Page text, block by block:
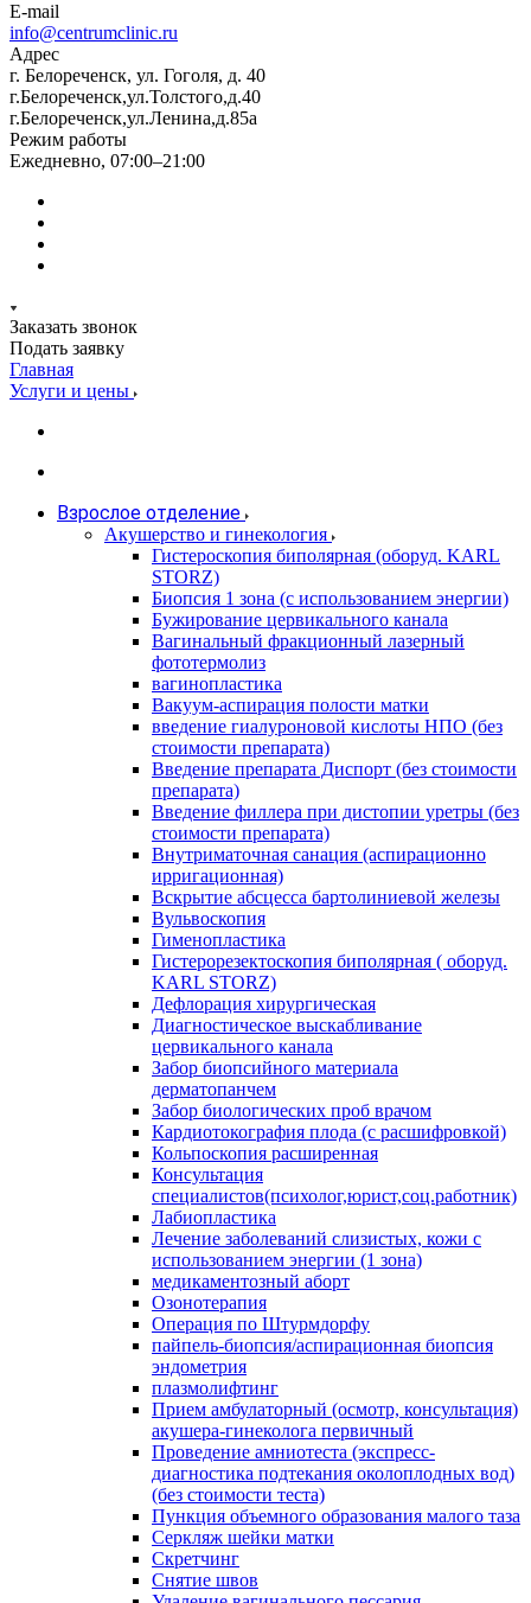
E-mail
info@centrumclinic.ru
Адрес
г. Белореченск, ул. Гоголя, д. 40
г.Белореченск,ул.Толстого,д.40
г.Белореченск,ул.Ленина,д.85а
Режим работы
Ежедневно, 07:00–21:00
Заказать звонок
Подать заявку
Главная
Услуги и цены
Взрослое отделение
Акушерство и гинекология
Гистероскопия биполярная (оборуд. KARL
STORZ)
Биопсия 1 зона (с использованием энергии)
Бужирование цервикального канала
Вагинальный фракционный лазерный
фототермолиз
вагинопластика
Вакуум-аспирация полости матки
введение гиалуроновой кислоты НПО (без
стоимости препарата)
Введение препарата Диспорт (без стоимости
препарата)
Введение филлера при дистопии уретры (без
стоимости препарата)
Внутриматочная санация (аспирационно
ирригационная)
Вскрытие абсцесса бартолиниевой железы
Вульвоскопия
Гименопластика
Гистерорезектоскопия биполярная ( оборуд.
KARL STORZ)
Дефлорация хирургическая
Диагностическое выскабливание
цервикального канала
Забор биопсийного материала
дерматопанчем
Забор биологических проб врачом
Кардиотокография плода (с расшифровкой)
Кольпоскопия расширенная
Консультация
специалистов(психолог,юрист,соц.работник)
Лабиопластика
Лечение заболеваний слизистых, кожи с
использованием энергии (1 зона)
медикаментозный аборт
Озонотерапия
Операция по Штурмдорфу
пайпель-биопсия/аспирационная биопсия
эндометрия
плазмолифтинг
Прием амбулаторный (осмотр, консультация)
акушера-гинеколога первичный
Проведение амниотеста (экспресс-
диагностика подтекания околоплодных вод)
(без стоимости теста)
Пункция объемного образования малого таза
Серкляж шейки матки
Скретчинг
Снятие швов